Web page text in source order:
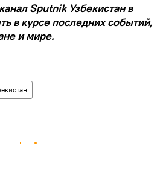
Sputnik Узбекистан в
в курсе последних событий,
и мире.